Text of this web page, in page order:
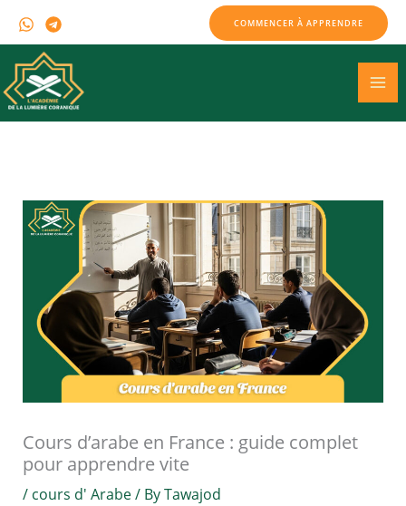
content
COMMENCER À APPRENDRE
Cours d’arabe en France : guide complet
pour apprendre vite
/ cours d' Arabe/ ByTawajod